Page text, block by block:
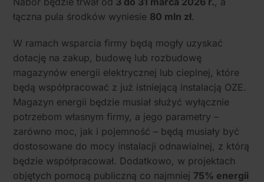
łączna pula środków wyniesie 80 mln zł.
W ramach wsparcia firmy będą mogły uzyskać
dotację na zakup, budowę lub rozbudowę
magazynów energii elektrycznej lub cieplnej, które
będą współpracować z już istniejącą instalacją OZE.
Magazyn energii będzie musiał służyć wyłącznie
potrzebom własnym firmy, a jego parametry –
zarówno moc, jak i pojemność – będą musiały być
dostosowane do mocy instalacji odnawialnej, z którą
będzie współpracował. Dodatkowo, w projektach
objętych pomocą publiczną co najmniej 75% energii